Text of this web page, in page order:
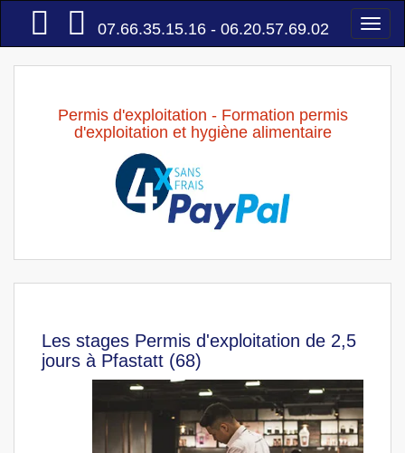
Accueil
07.66.35.15.16 - 06.20.57.69.02
Permis d'exploitation - Formation permis
d'exploitation et hygiène alimentaire
Les stages Permis d'exploitation de 2,5
jours à Pfastatt (68)